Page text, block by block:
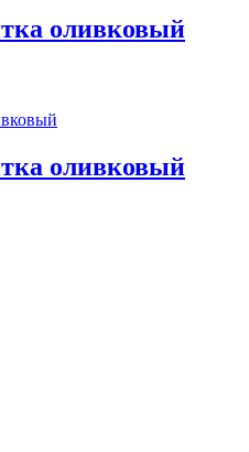
оливковый
оливковый